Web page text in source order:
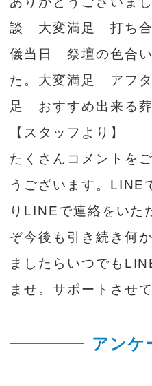
談 大変満足 打ち
儀当日 祭壇の色合
た。大変満足 アフ
足 おすすめ出来る
【スタッフより】
たくさんコメントを
うございます。LINE
りLINEで連絡をいた
ぞ今後も引き続き何
ましたらいつでも
ませ。サポートさせ
アンケ